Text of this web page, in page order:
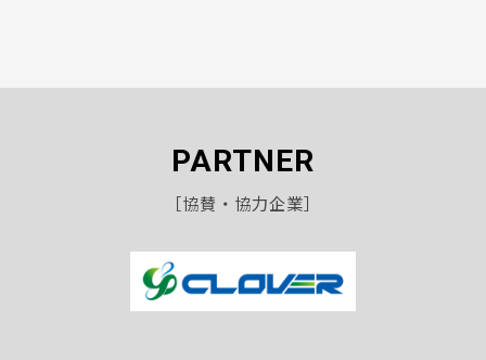
PARTNER
［協賛・協力企業］